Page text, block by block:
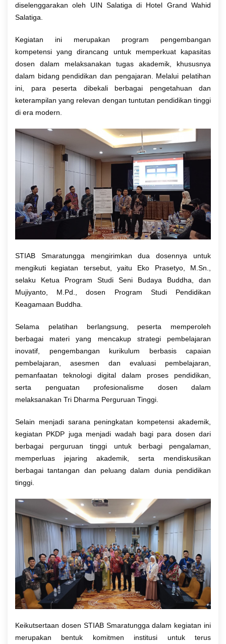
diselenggarakan oleh UIN Salatiga di Hotel Grand Wahid
Salatiga.
Kegiatan ini merupakan program pengembangan
kompetensi yang dirancang untuk memperkuat kapasitas
dosen dalam melaksanakan tugas akademik, khususnya
dalam bidang pendidikan dan pengajaran. Melalui pelatihan
ini, para peserta dibekali berbagai pengetahuan dan
keterampilan yang relevan dengan tuntutan pendidikan tinggi
di era modern.
STIAB Smaratungga mengirimkan dua dosennya untuk
mengikuti kegiatan tersebut, yaitu Eko Prasetyo, M.Sn.,
selaku Ketua Program Studi Seni Budaya Buddha, dan
Mujiyanto, M.Pd., dosen Program Studi Pendidikan
Keagamaan Buddha.
Selama pelatihan berlangsung, peserta memperoleh
berbagai materi yang mencakup strategi pembelajaran
inovatif, pengembangan kurikulum berbasis capaian
pembelajaran, asesmen dan evaluasi pembelajaran,
pemanfaatan teknologi digital dalam proses pendidikan,
serta penguatan profesionalisme dosen dalam
melaksanakan Tri Dharma Perguruan Tinggi.
Selain menjadi sarana peningkatan kompetensi akademik,
kegiatan PKDP juga menjadi wadah bagi para dosen dari
berbagai perguruan tinggi untuk berbagi pengalaman,
memperluas jejaring akademik, serta mendiskusikan
berbagai tantangan dan peluang dalam dunia pendidikan
tinggi.
Keikutsertaan dosen STIAB Smaratungga dalam kegiatan ini
merupakan bentuk komitmen institusi untuk terus